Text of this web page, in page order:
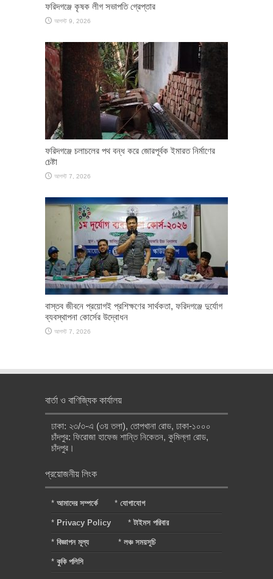
ফরিদগঞ্জে কৃষক লীগ সভাপতি গ্রেপ্তার
আগস্ট 9, 2026
ফরিদগঞ্জে চলাচলের পথ বন্ধ করে জোরপূর্বক ইমারত নির্মাণের
চেষ্টা
আগস্ট 7, 2026
​বাস্তব জীবনে প্রয়োগই প্রশিক্ষণের সার্থকতা, ফরিদগঞ্জে দুর্যোগ
ব্যবস্থাপনা কোর্সের উদ্বোধন
আগস্ট 7, 2026
বার্তা ও বাণিজ্যিক কার্যালয়
ঢাকা: ২৩/৩-এ (৩য় তলা), তোপখানা রোড, ঢাকা-১০০০
চাঁদপুর: ফিরোজা হাফেজ শান্তি নিকেতন, কুমিল্লা রোড,
চাঁদপুর।
প্রয়োজনীয় লিংক
* আমাদের সম্পর্কে * যোগাযোগ
* Privacy Policy *টাইমস পরিবার
* বিজ্ঞাপন মূল্য * লঞ্চ সময়সূচি
* কুকি পলিসি